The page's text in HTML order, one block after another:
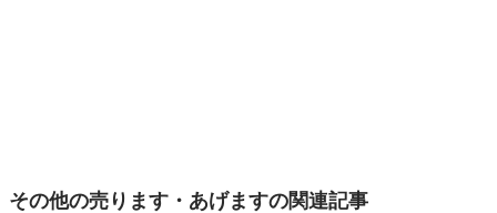
その他の売ります・あげますの関連記事